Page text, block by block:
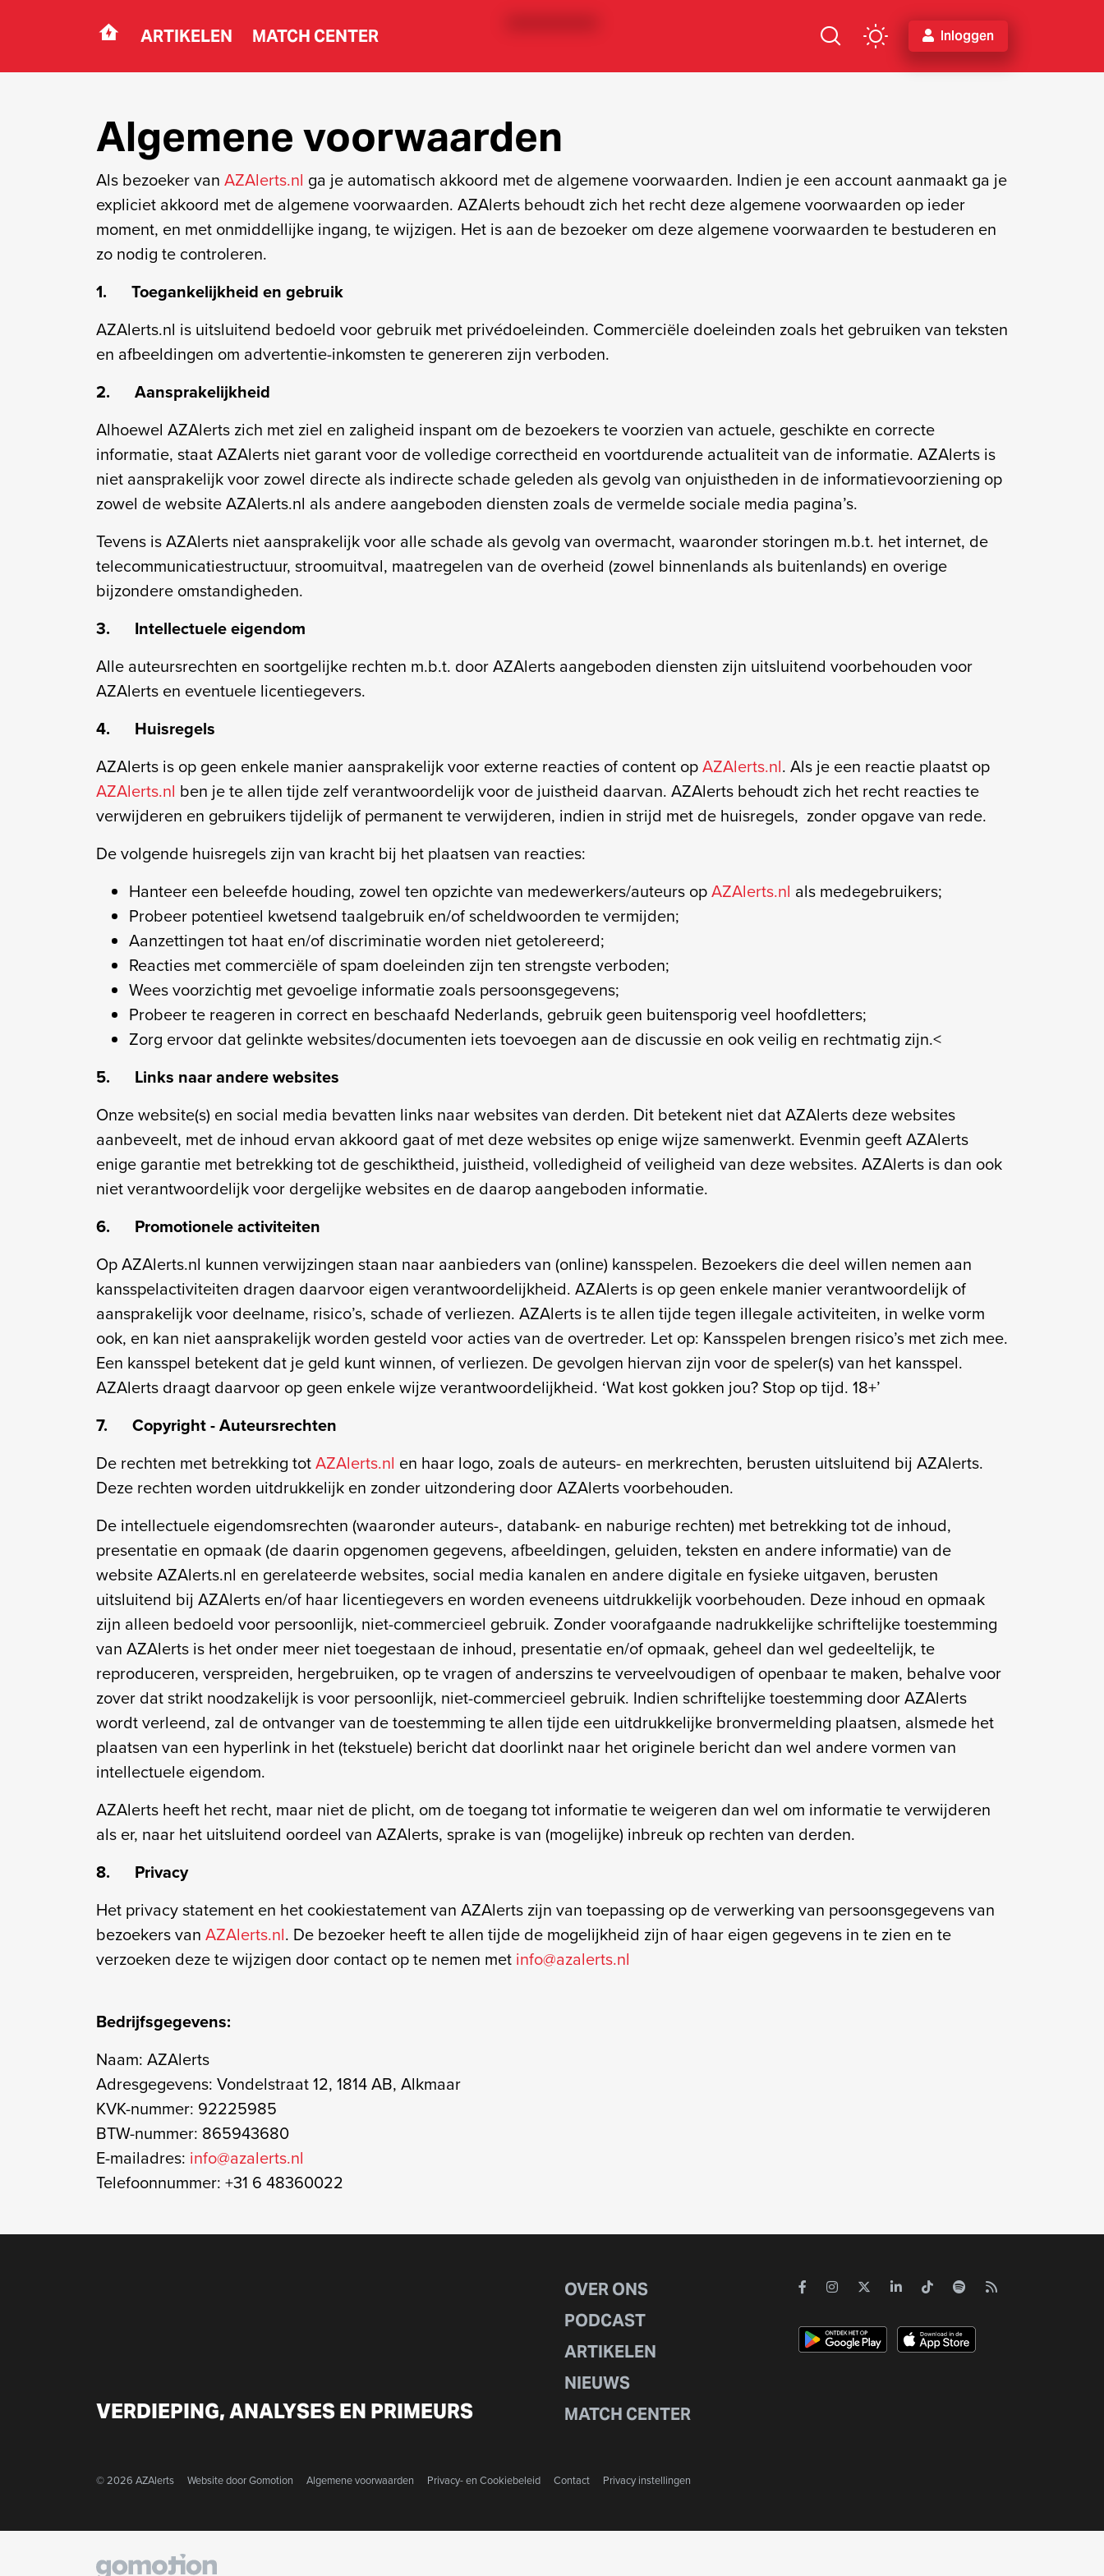
Navigation ARTIKELEN MATCH CENTER Inloggen
Algemene voorwaarden
Als bezoeker van AZAlerts.nl ga je automatisch akkoord met de algemene voorwaarden. Indien je een account aanmaakt ga je
expliciet akkoord met de algemene voorwaarden. AZAlerts behoudt zich het recht deze algemene voorwaarden op ieder
moment, en met onmiddellijke ingang, te wijzigen. Het is aan de bezoeker om deze algemene voorwaarden te bestuderen en
zo nodig te controleren.
1. Toegankelijkheid en gebruik
AZAlerts.nl is uitsluitend bedoeld voor gebruik met privédoeleinden. Commerciële doeleinden zoals het gebruiken van teksten
en afbeeldingen om advertentie-inkomsten te genereren zijn verboden.
2. Aansprakelijkheid
Alhoewel AZAlerts zich met ziel en zaligheid inspant om de bezoekers te voorzien van actuele, geschikte en correcte
informatie, staat AZAlerts niet garant voor de volledige correctheid en voortdurende actualiteit van de informatie. AZAlerts is
niet aansprakelijk voor zowel directe als indirecte schade geleden als gevolg van onjuistheden in de informatievoorziening op
zowel de website AZAlerts.nl als andere aangeboden diensten zoals de vermelde sociale media pagina’s.
Tevens is AZAlerts niet aansprakelijk voor alle schade als gevolg van overmacht, waaronder storingen m.b.t. het internet, de
telecommunicatiestructuur, stroomuitval, maatregelen van de overheid (zowel binnenlands als buitenlands) en overige
bijzondere omstandigheden.
3. Intellectuele eigendom
Alle auteursrechten en soortgelijke rechten m.b.t. door AZAlerts aangeboden diensten zijn uitsluitend voorbehouden voor
AZAlerts en eventuele licentiegevers.
4. Huisregels
AZAlerts is op geen enkele manier aansprakelijk voor externe reacties of content opAZAlerts.nl. Als je een reactie plaatst op
AZAlerts.nl ben je te allen tijde zelf verantwoordelijk voor de juistheid daarvan. AZAlerts behoudt zich het recht reacties te
verwijderen en gebruikers tijdelijk of permanent te verwijderen, indien in strijd met de huisregels, zonder opgave van rede.
De volgende huisregels zijn van kracht bij het plaatsen van reacties:
Hanteer een beleefde houding, zowel ten opzichte van medewerkers/auteurs opAZAlerts.nl als medegebruikers;
Probeer potentieel kwetsend taalgebruik en/of scheldwoorden te vermijden;
Aanzettingen tot haat en/of discriminatie worden niet getolereerd;
Reacties met commerciële of spam doeleinden zijn ten strengste verboden;
Wees voorzichtig met gevoelige informatie zoals persoonsgegevens;
Probeer te reageren in correct en beschaafd Nederlands, gebruik geen buitensporig veel hoofdletters;
Zorg ervoor dat gelinkte websites/documenten iets toevoegen aan de discussie en ook veilig en rechtmatig zijn.<
5. Links naar andere websites
Onze website(s) en social media bevatten links naar websites van derden. Dit betekent niet dat AZAlerts deze websites
aanbeveelt, met de inhoud ervan akkoord gaat of met deze websites op enige wijze samenwerkt. Evenmin geeft AZAlerts
enige garantie met betrekking tot de geschiktheid, juistheid, volledigheid of veiligheid van deze websites. AZAlerts is dan ook
niet verantwoordelijk voor dergelijke websites en de daarop aangeboden informatie.
6. Promotionele activiteiten
Op AZAlerts.nl kunnen verwijzingen staan naar aanbieders van (online) kansspelen. Bezoekers die deel willen nemen aan
kansspelactiviteiten dragen daarvoor eigen verantwoordelijkheid. AZAlerts is op geen enkele manier verantwoordelijk of
aansprakelijk voor deelname, risico’s, schade of verliezen. AZAlerts is te allen tijde tegen illegale activiteiten, in welke vorm
ook, en kan niet aansprakelijk worden gesteld voor acties van de overtreder. Let op: Kansspelen brengen risico’s met zich mee.
Een kansspel betekent dat je geld kunt winnen, of verliezen. De gevolgen hiervan zijn voor de speler(s) van het kansspel.
AZAlerts draagt daarvoor op geen enkele wijze verantwoordelijkheid. ‘Wat kost gokken jou? Stop op tijd. 18+’
7. Copyright - Auteursrechten
De rechten met betrekking totAZAlerts.nl en haar logo, zoals de auteurs- en merkrechten, berusten uitsluitend bij AZAlerts.
Deze rechten worden uitdrukkelijk en zonder uitzondering door AZAlerts voorbehouden.
De intellectuele eigendomsrechten (waaronder auteurs-, databank- en naburige rechten) met betrekking tot de inhoud,
presentatie en opmaak (de daarin opgenomen gegevens, afbeeldingen, geluiden, teksten en andere informatie) van de
website AZAlerts.nl en gerelateerde websites, social media kanalen en andere digitale en fysieke uitgaven, berusten
uitsluitend bij AZAlerts en/of haar licentiegevers en worden eveneens uitdrukkelijk voorbehouden. Deze inhoud en opmaak
zijn alleen bedoeld voor persoonlijk, niet-commercieel gebruik. Zonder voorafgaande nadrukkelijke schriftelijke toestemming
van AZAlerts is het onder meer niet toegestaan de inhoud, presentatie en/of opmaak, geheel dan wel gedeeltelijk, te
reproduceren, verspreiden, hergebruiken, op te vragen of anderszins te verveelvoudigen of openbaar te maken, behalve voor
zover dat strikt noodzakelijk is voor persoonlijk, niet-commercieel gebruik. Indien schriftelijke toestemming door AZAlerts
wordt verleend, zal de ontvanger van de toestemming te allen tijde een uitdrukkelijke bronvermelding plaatsen, alsmede het
plaatsen van een hyperlink in het (tekstuele) bericht dat doorlinkt naar het originele bericht dan wel andere vormen van
intellectuele eigendom.
AZAlerts heeft het recht, maar niet de plicht, om de toegang tot informatie te weigeren dan wel om informatie te verwijderen
als er, naar het uitsluitend oordeel van AZAlerts, sprake is van (mogelijke) inbreuk op rechten van derden.
8. Privacy
Het privacy statement en het cookiestatement van AZAlerts zijn van toepassing op de verwerking van persoonsgegevens van
bezoekers van AZAlerts.nl. De bezoeker heeft te allen tijde de mogelijkheid zijn of haar eigen gegevens in te zien en te
verzoeken deze te wijzigen door contact op te nemen met info@azalerts.nl
Bedrijfsgegevens:
Naam: AZAlerts
Adresgegevens: Vondelstraat 12, 1814 AB, Alkmaar
KVK-nummer: 92225985
BTW-nummer: 865943680
E-mailadres: info@azalerts.nl
Telefoonnummer: +31 6 48360022
VERDIEPING, ANALYSES EN PRIMEURS
OVER ONS
PODCAST
ARTIKELEN
NIEUWS
MATCH CENTER
© 2026 AZAlerts Website doorGomotion Algemene voorwaarden Privacy- en Cookiebeleid Contact Privacy instellingen